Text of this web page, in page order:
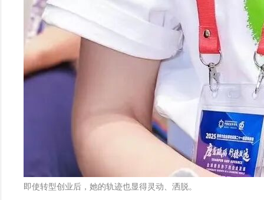
即使转型创业后，她的轨迹也显得灵动、洒脱。